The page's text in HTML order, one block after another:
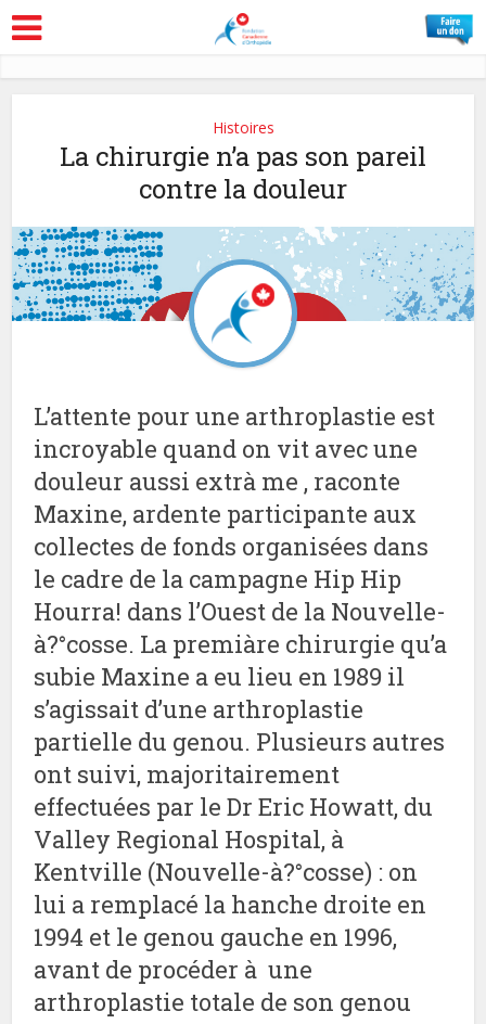
Histoires
La chirurgie n’a pas son pareil
contre la douleur
L’attente pour une arthroplastie est
incroyable quand on vit avec une
douleur aussi extrà me , raconte
Maxine, ardente participante aux
collectes de fonds organisées dans
le cadre de la campagne Hip Hip
Hourra! dans l’Ouest de la Nouvelle-
à?°cosse. La premiàre chirurgie qu’a
subie Maxine a eu lieu en 1989 il
s’agissait d’une arthroplastie
partielle du genou. Plusieurs autres
ont suivi, majoritairement
effectuées par le Dr Eric Howatt, du
Valley Regional Hospital, à
Kentville (Nouvelle-à?°cosse) : on
lui a remplacé la hanche droite en
1994 et le genou gauche en 1996,
avant de procéder à une
arthroplastie totale de son genou